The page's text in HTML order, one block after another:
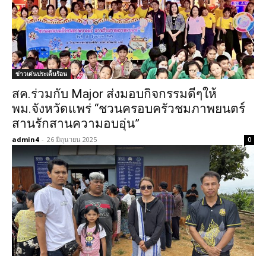
ข่าวเด่นประเด็นร้อน
สค.ร่วมกับ Major ส่งมอบกิจกรรมดีๆให้
พม.จังหวัดแพร่ “ชวนครอบครัวชมภาพยนตร์
สานรักสานความอบอุ่น”
admin4 - 26 มิถุนายน 2025 0